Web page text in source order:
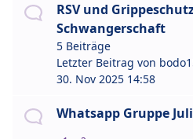
RSV und
Schwangerschaft
5 Beiträge
Letzter Beitrag von
30. Nov 2025 14:58
Whatsapp Gruppe